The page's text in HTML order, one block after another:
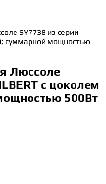
SY7738 из серии
суммарной мощностью
Люссоле
с цоколем
500Вт